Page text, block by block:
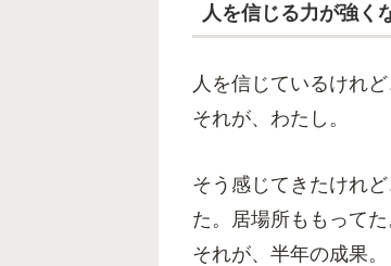
人を信じる力が強く
人を信じているけれ
それが、わたし。
そう感じてきたけれ
た。居場所ももって
それが、半年の成果。